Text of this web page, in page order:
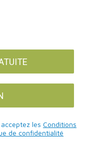
les Conditions
de confidentialité